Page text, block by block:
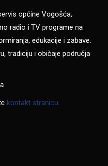
općine Vogošća,
radio i TV programe na
edukacije i zabave.
tradiciju i običaje područja
kontakt stranicu.